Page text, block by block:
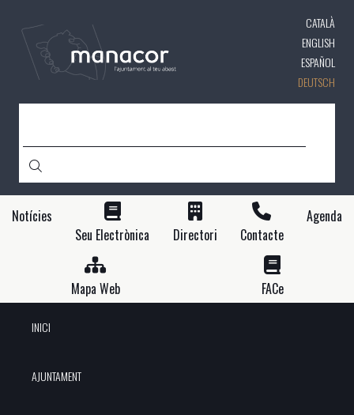
CATALÀ
ENGLISH
ESPAÑOL
DEUTSCH
Notícies
Seu Electrònica
Directori Contacte
Agenda
Mapa Web FACe
INICI
AJUNTAMENT